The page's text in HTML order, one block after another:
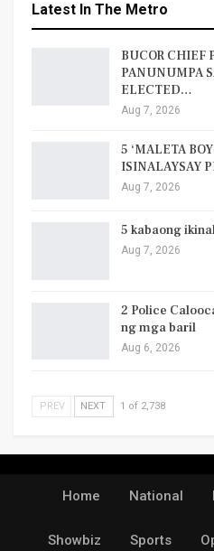
Latest In The Metro
BUCOR CHIEF
PANUNUMPA
ELECTED…
Aug 7, 2026
5 ‘MALETA
ISINALAYSAY
Aug 7, 2026
5 kabaong
Aug 7, 2026
2 Police
ng mga baril
Aug 6, 2026
PREV NEXT 1 of 2,738
Home National
Showbiz Sports